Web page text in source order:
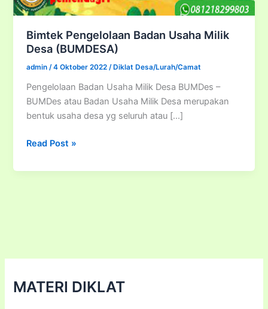
Bimtek Pengelolaan Badan Usaha Milik
Desa (BUMDESA)
admin/4 Oktober 2022/ Diklat Desa/Lurah/Camat
Pengelolaan Badan Usaha Milik Desa BUMDes –
BUMDes atau Badan Usaha Milik Desa merupakan
bentuk usaha desa yg seluruh atau […]
Bimtek
Badan
Read Post »
MATERI DIKLAT